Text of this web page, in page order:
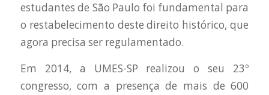
estudantes de São Paulo foi fundamental para
o restabelecimento deste direito histórico, que
agora precisa ser regulamentado.
Em 2014, a UMES-SP realizou o seu 23º
congresso, com a presença de mais de 600